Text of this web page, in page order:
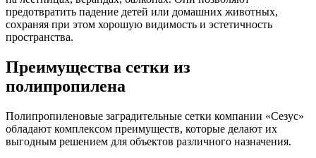
предотвратить падение детей или домашних животных,
сохраняя при этом хорошую видимость и эстетичность
пространства.
Преимущества сетки из
полипропилена
Полипропиленовые заградительные сетки компании «Сезус»
обладают комплексом преимуществ, которые делают их
выгодным решением для объектов различного назначения.